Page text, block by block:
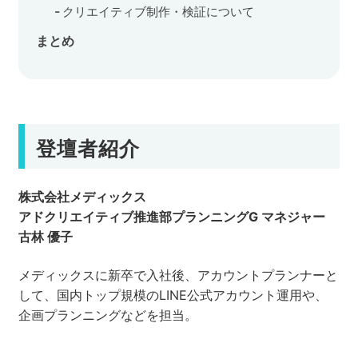
クリエイティブ制作・検証について
まとめ
登壇者紹介
株式会社メディックス
アドクリエイティブ推進部プランニングG マネジャー
古林 優子
メディックスに新卒で入社後、アカウントプランナーと
して、国内トップ規模のLINE公式アカウント運用や、
企画プランニングなどを担当。